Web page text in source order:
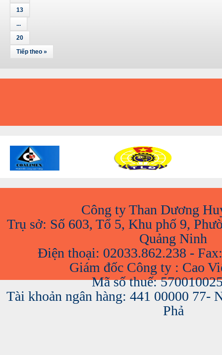
13
...
20
Tiếp theo »
Công ty Than Dương
Trụ sở: Số 603, Tổ 5, Khu phố 9,
Quảng Ninh
Điện thoại: 02033.862.238 -
Giám đốc Công ty : Cao
Mã số thuế:
Tài khoản ngân hàng: 441 00000 77-
Phả